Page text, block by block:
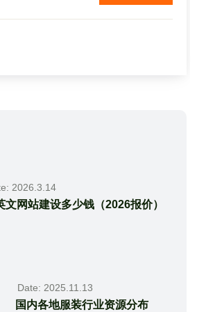
网站的方便性了。不论是外贸网
2026.3.14
文网站建设多少钱（2026报价）
Date: 2025.11.13
国内各地服装行业资源分布